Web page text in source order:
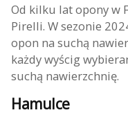
Od kilku lat opony w
Pirelli. W sezonie
opon na suchą
każdy wyścig
suchą nawierzchnię.
Hamulce